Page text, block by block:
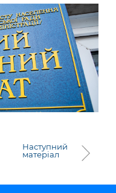
Наступний
матеріал